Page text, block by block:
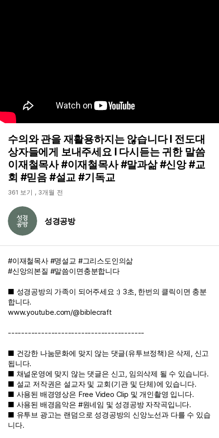
수의와 관을 재활용하지는 않습니다 l 전도대
상자들에게 보내주세요 l 다시듣는 귀한 말씀
이재철목사 #이재철목사 #말과삶 #신앙 #교
회 #믿음 #설교 #기독교
361 보기 , 3개월 전
성경공방
#이재철목사 #명설교 #그리스도인의삶
#신앙의본질 #말씀이면충분합니다
■ 성경공방의 가족이 되어주세요 :) 3초, 한번의 클릭이면 충분
합니다.
www.youtube.com/@biblecraft
-----------------------------------------
■ 건강한 나눔문화에 맞지 않는 댓글(유투브정책)은 삭제, 신고
됩니다.
■ 채널운영에 맞지 않는 댓글은 신고, 임의삭제 될 수 있습니다.
■ 설교 저작권은 설교자 및 교회(기관 및 단체)에 있습니다.
■ 사용된 배경영상은 Free Video Clip 및 개인촬영 입니다.
■ 사용된 배경음악은 #원네임​​ 및 성경공방 자작곡입니다.
■ 유투브 광고는 랜덤으로 성경공방의 신앙노선과 다를 수 있습
니다.